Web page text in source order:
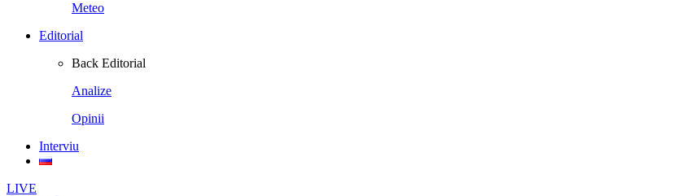
Meteo
Editorial
Back Editorial
Analize
Opinii
Interviu
LIVE